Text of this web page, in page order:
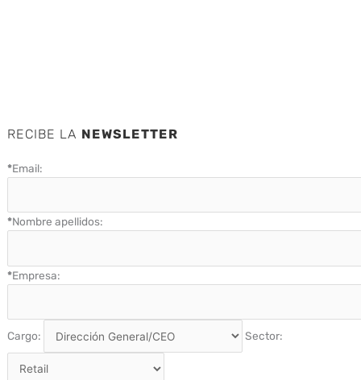
RECIBE LA NEWSLETTER
*Email:
*Nombre apellidos:
*Empresa:
Cargo: Sector: